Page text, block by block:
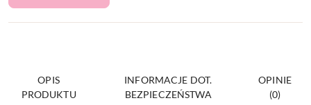
OPIS
PRODUKTU
INFORMACJE DOT.
BEZPIECZEŃSTWA
OPINIE
(0)